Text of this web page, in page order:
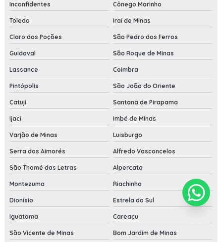
Inconfidentes Cônego Marinho
Toledo Iraí de Minas
Claro dos Poções São Pedro dos Ferros
Guidoval São Roque de Minas
Lassance Coimbra
Pintópolis São João do Oriente
Catuji Santana de Pirapama
Ijaci Imbé de Minas
Varjão de Minas Luisburgo
Serra dos Aimorés Alfredo Vasconcelos
São Thomé das Letras Alpercata
Montezuma Riachinho
Dionísio Estrela do Sul
Iguatama Careaçu
São Vicente de Minas Bom Jardim de Minas